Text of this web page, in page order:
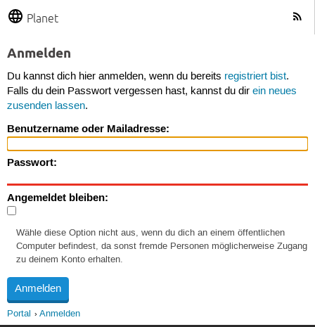
Planet
Anmelden
Du kannst dich hier anmelden, wenn du bereits registriert bist.
Falls du dein Passwort vergessen hast, kannst du dir ein neues
zusenden lassen.
Benutzername oder Mailadresse:
Passwort:
Angemeldet bleiben:
Wähle diese Option nicht aus, wenn du dich an einem öffentlichen
Computer befindest, da sonst fremde Personen möglicherweise Zugang
zu deinem Konto erhalten.
Portal Anmelden